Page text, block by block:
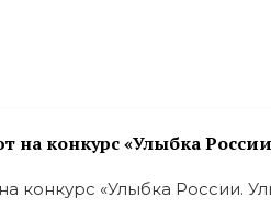
конкурс «Улыбка
«Улыбка России.